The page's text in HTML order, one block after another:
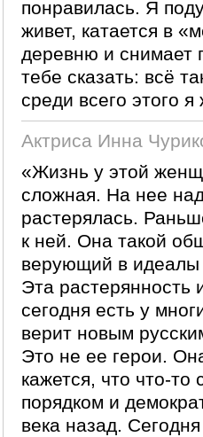
понравилась. Я
живет, катается в
деревню и снимает
тебе сказать: всё
среди всего этого
Актриса Инна
«Жизнь у этой
сложная. На нее
растерялась.
к ней. Она такой
верующий в идеалы
Эта растерянность
сегодня есть у
верит новым
Это не ее герои.
кажется, что что-
порядком и
века назад.